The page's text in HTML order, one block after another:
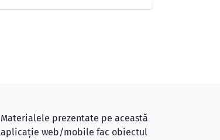
Materialele prezentate pe această
aplicație web/mobile fac obiectul